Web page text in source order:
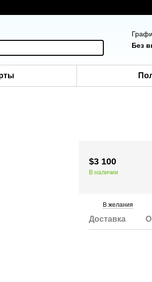
Без
$3 100
В наличии
В желания
Доставка